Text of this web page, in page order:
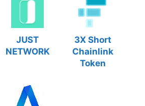
JUST
NETWORK
3X Short
Chainlink
Token